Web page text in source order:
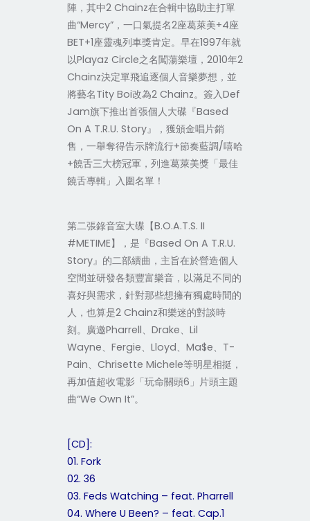
陣，其中2 Chainz在合輯中協助主打單
曲“Mercy”，一口氣提名2座葛萊美+4座
BET+1座靈魂列車獎肯定。早在1997年就
以Playaz Circle之名闖蕩樂壇，2010年2
Chainz決定單飛追逐個人音樂夢想，並
將藝名Tity Boi改為2 Chainz。簽入Def
Jam旗下推出首張個人大碟『Based
On A T.R.U. Story』，獲頒金唱片銷
售，一舉奪得告示牌流行+節奏藍調/嘻哈
+饒舌三大榜冠軍，列進葛萊美獎「最佳
饒舌專輯」入圍名單！
第二張錄音室大碟【B.O.A.T.S. II
#METIME】，是『Based On A T.R.U.
Story』的二部續曲，主旨在於營造個人
空間並研發各類豐富樂音，以滿足不同的
喜好與需求，針對那些想擁有獨處時間的
人，也算是2 Chainz和樂迷的對談時
刻。廣邀Pharrell、Drake、Lil
Wayne、Fergie、Lloyd、Ma$e、T-
Pain、Chrisette Michele等明星相挺，
再加值超收電影「玩命關頭6」片頭主題
曲“We Own It”。
[CD]:
01. Fork
02. 36
03. Feds Watching – feat. Pharrell
04. Where U Been? – feat. Cap.1